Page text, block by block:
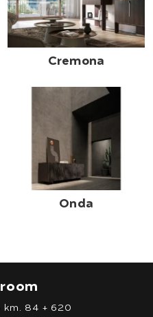
Cremona
Onda
km. 84 + 620